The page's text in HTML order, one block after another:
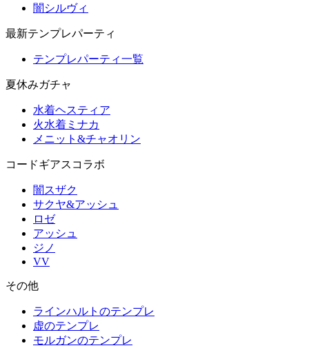
闇シルヴィ
最新テンプレパーティ
テンプレパーティ一覧
夏休みガチャ
水着ヘスティア
火水着ミナカ
メニット&チャオリン
コードギアスコラボ
闇スザク
サクヤ&アッシュ
ロゼ
アッシュ
ジノ
VV
その他
ラインハルトのテンプレ
虚のテンプレ
モルガンのテンプレ